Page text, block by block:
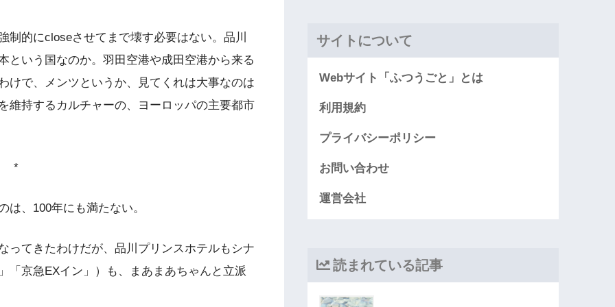
的にcloseさせてまで壊す必要はない。品川
という国なのか。羽田空港や成田空港から来る
けで、メンツというか、見てくれは大事なのは
維持するカルチャーの、ヨーロッパの主要都市
*
、100年にも満たない。
ってきたわけだが、品川プリンスホテルもシナ
「京急EXイン」）も、まあまあちゃんと立派
サイトについて
Webサイト「ふつうごと」とは
利用規約
プライバシーポリシー
お問い合わせ
運営会社
読まれている記事